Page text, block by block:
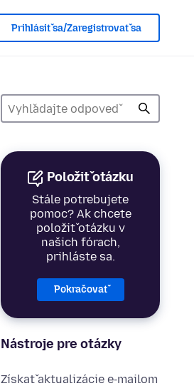
Prihlásiť sa/Zaregistrovať sa
Položiť otázku
Stále potrebujete
pomoc? Ak chcete
položiť otázku v
našich fórach,
prihláste sa.
Pokračovať
Nástroje pre otázky
Získať aktualizácie e‑mailom